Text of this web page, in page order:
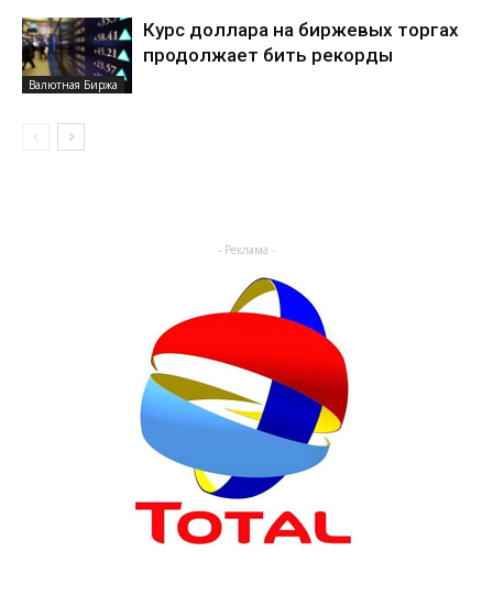
Валютная Биржа
Курс доллара на биржевых торгах
продолжает бить рекорды
- Реклама -